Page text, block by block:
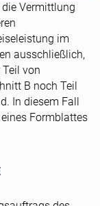
Vermittlung
im
ausschließlich,
von
B noch Teil
In diesem Fall
Formblattes